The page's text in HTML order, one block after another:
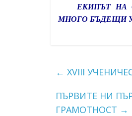
ЕКИПЪТ НА
МНОГО БЪДЕЩИ
← XVIII
ПЪРВИТЕ НИ
ГРАМОТНОСТ →